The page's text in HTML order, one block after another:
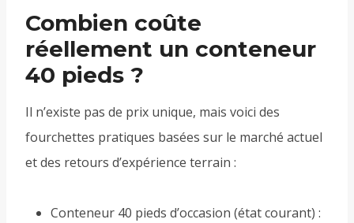
Combien coûte
réellement un conteneur
40 pieds ?
Il n’existe pas de prix unique, mais voici des
fourchettes pratiques basées sur le marché actuel
et des retours d’expérience terrain :
Conteneur 40 pieds d’occasion (état courant) :